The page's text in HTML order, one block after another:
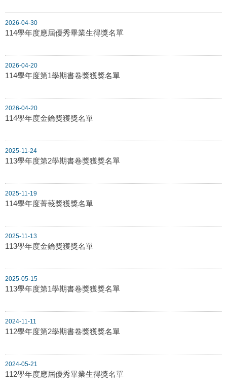
2026-04-30
114學年度應屆優秀畢業生得獎名單
2026-04-20
114學年度第1學期書卷獎獲獎名單
2026-04-20
114學年度金鑰獎獲獎名單
2025-11-24
113學年度第2學期書卷獎獲獎名單
2025-11-19
114學年度菁莪獎獲獎名單
2025-11-13
113學年度金鑰獎獲獎名單
2025-05-15
113學年度第1學期書卷獎獲獎名單
2024-11-11
112學年度第2學期書卷獎獲獎名單
2024-05-21
112學年度應屆優秀畢業生得獎名單